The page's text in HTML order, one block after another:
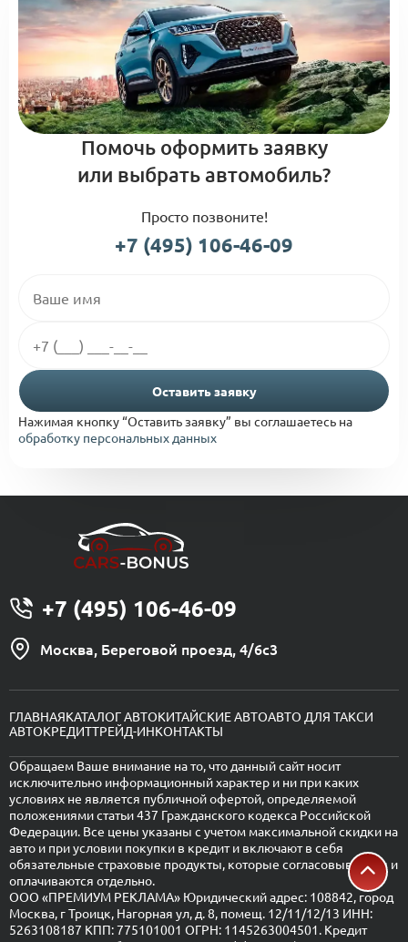
Помочь оформить заявку
или выбрать автомобиль?
Просто позвоните!
+7 (495) 106-46-09
Оставить заявку
Нажимая кнопку “Оставить заявку” вы соглашаетесь на
обработку персональных данных
+7 (495) 106-46-09
Москва, Береговой проезд, 4/6с3
ГЛАВНАЯКАТАЛОГ АВТОКИТАЙСКИЕ АВТОАВТО ДЛЯ ТАКСИ
АВТОКРЕДИТТРЕЙД-ИНКОНТАКТЫ
Обращаем Ваше внимание на то, что данный сайт носит
исключительно информационный характер и ни при каких
условиях не является публичной офертой, определяемой
положениями статьи 437 Гражданского кодекса Российской
Федерации. Все цены указаны с учетом максимальной скидки на
авто и при условии покупки в кредит и включают в себя
обязательные страховые продукты, которые согласовываются и
оплачиваются отдельно.
ООО «ПРЕМИУМ РЕКЛАМА» Юридический адрес: 108842, город
Москва, г Троицк, Нагорная ул, д. 8, помещ. 12/11/12/13 ИНН:
5263108187 КПП: 775101001 ОГРН: 1145263004501. Кредит